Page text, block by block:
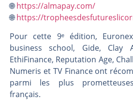
🌐https://almapay.com/
🌐https://
Pour cette 9ᵉ édition,
business school, Gide, Clay
EthiFinance, Reputation Age,
Numeris et TV Finance ont
parmi les plus
français.